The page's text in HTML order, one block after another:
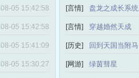
08-05 15:42:58
08-05 15:42:58
08-05 15:41:09
08-05 15:30:27
[言情] 盘龙之成长系统
[言情] 穿越婚然天成
[历史] 回到天国当附马
[网游] 绿茵彗星